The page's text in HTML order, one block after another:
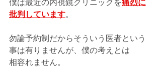
僕は最近の内視鏡クリニックを痛烈に
批判しています。
勿論予約制だからそういう医者という
事は有りませんが、僕の考えとは
相容れません。